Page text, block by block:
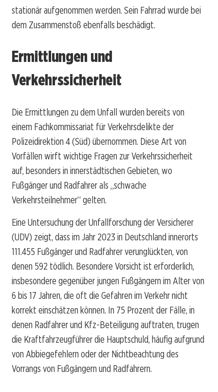
stationär aufgenommen werden. Sein Fahrrad wurde bei
dem Zusammenstoß ebenfalls beschädigt.
Ermittlungen und
Verkehrssicherheit
Die Ermittlungen zu dem Unfall wurden bereits von
einem Fachkommissariat für Verkehrsdelikte der
Polizeidirektion 4 (Süd) übernommen. Diese Art von
Vorfällen wirft wichtige Fragen zur Verkehrssicherheit
auf, besonders in innerstädtischen Gebieten, wo
Fußgänger und Radfahrer als „schwache
Verkehrsteilnehmer“ gelten.
Eine Untersuchung der Unfallforschung der Versicherer
(UDV) zeigt, dass im Jahr 2023 in Deutschland innerorts
111.455 Fußgänger und Radfahrer verunglückten, von
denen 592 tödlich. Besondere Vorsicht ist erforderlich,
insbesondere gegenüber jungen Fußgängern im Alter von
6 bis 17 Jahren, die oft die Gefahren im Verkehr nicht
korrekt einschätzen können. In 75 Prozent der Fälle, in
denen Radfahrer und Kfz-Beteiligung auftraten, trugen
die Kraftfahrzeugführer die Hauptschuld, häufig aufgrund
von Abbiegefehlern oder der Nichtbeachtung des
Vorrangs von Fußgängern und Radfahrern.